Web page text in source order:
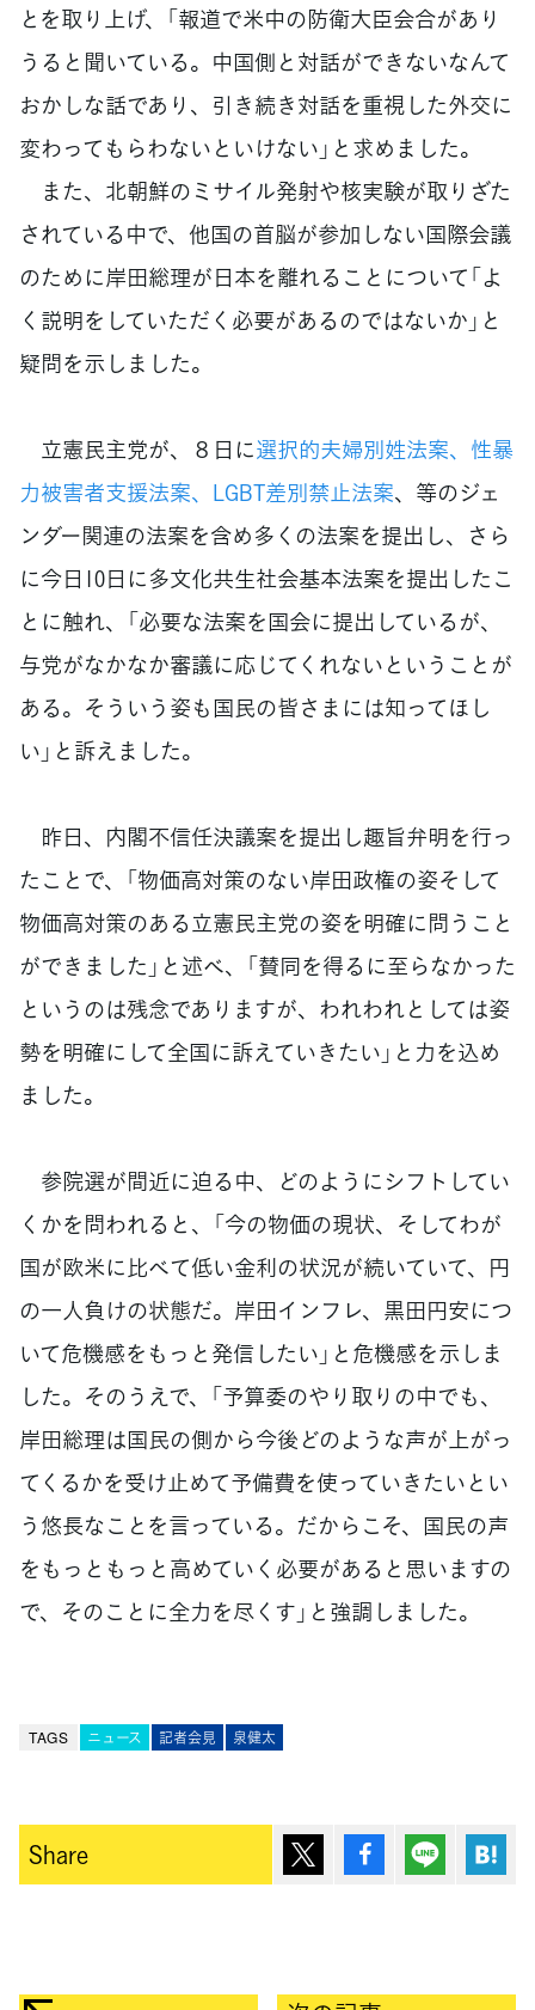
とを取り上げ、「報道で米中の防衛大臣会合があり
うると聞いている。中国側と対話ができないなんて
おかしな話であり、引き続き対話を重視した外交に
変わってもらわないといけない」と求めました。
また、北朝鮮のミサイル発射や核実験が取りざた
されている中で、他国の首脳が参加しない国際会議
のために岸田総理が日本を離れることについて「よ
く説明をしていただく必要があるのではないか」と
疑問を示しました。
立憲民主党が、８日に選択的夫婦別姓法案、性暴
力被害者支援法案、LGBT差別禁止法案、等のジェ
ンダー関連の法案を含め多くの法案を提出し、さら
に今日10日に多文化共生社会基本法案を提出したこ
とに触れ、「必要な法案を国会に提出しているが、
与党がなかなか審議に応じてくれないということが
ある。そういう姿も国民の皆さまには知ってほし
い」と訴えました。
昨日、内閣不信任決議案を提出し趣旨弁明を行っ
たことで、「物価高対策のない岸田政権の姿そして
物価高対策のある立憲民主党の姿を明確に問うこと
ができました」と述べ、「賛同を得るに至らなかった
というのは残念でありますが、われわれとしては姿
勢を明確にして全国に訴えていきたい」と力を込め
ました。
参院選が間近に迫る中、どのようにシフトしてい
くかを問われると、「今の物価の現状、そしてわが
国が欧米に比べて低い金利の状況が続いていて、円
の一人負けの状態だ。岸田インフレ、黒田円安につ
いて危機感をもっと発信したい」と危機感を示しま
した。そのうえで、「予算委のやり取りの中でも、
岸田総理は国民の側から今後どのような声が上がっ
てくるかを受け止めて予備費を使っていきたいとい
う悠長なことを言っている。だからこそ、国民の声
をもっともっと高めていく必要があると思いますの
で、そのことに全力を尽くす」と強調しました。
TAGS ニュース 記者会見 泉健太
Share ポスト シェア Lineで送